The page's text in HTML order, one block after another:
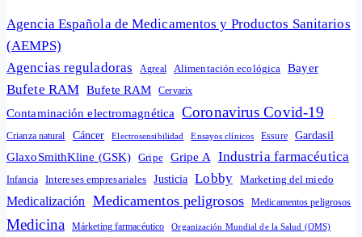
Agencia Española de Medicamentos y Productos Sanitarios
(AEMPS)
Agencias reguladoras
Agreal Alimentación ecológica Bayer
Bufete RAM Bufete RAM Cervarix
Contaminación electromagnética Coronavirus Covid-19
Crianza natural Cáncer Electrosensibilidad Ensayos clínicos Essure Gardasil
GlaxoSmithKline (GSK) Gripe Gripe A Industria farmacéutica
Infancia Intereses empresariales Justicia Lobby Marketing del miedo
Medicalización Medicamentos peligrosos Medicamentos peligrosos
Medicina Márketing farmacéutico Organización Mundial de la Salud (OMS)